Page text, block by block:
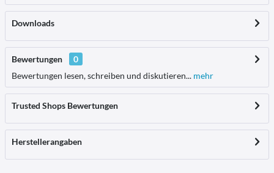
Downloads
Bewertungen
0
Bewertungen lesen, schreiben und diskutieren... mehr
Trusted Shops Bewertungen
Herstellerangaben